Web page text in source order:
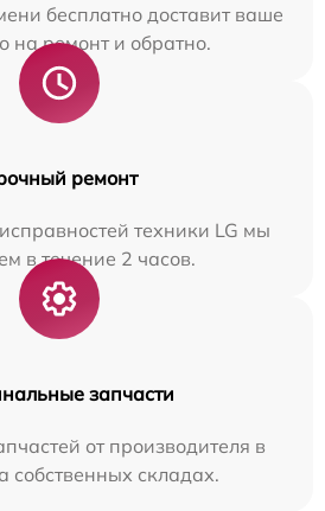
бесплатно доставит ваше
на ремонт и обратно.
ремонт
техники LG мы
в течение 2 часов.
запчасти
от производителя в
собственных складах.